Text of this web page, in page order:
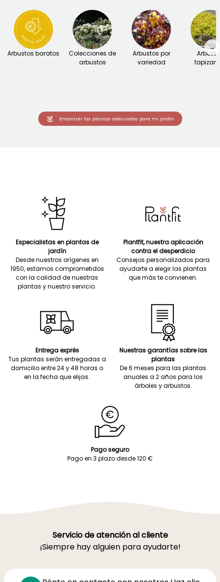
Arbustos baratos
Colecciones de
arbustos
Arbustos por
variedad
→
Encontrar las plantas adecuadas para mi jardín
Especialistas en plantas de
jardín
Desde nuestros orígenes en
1950, estamos comprometidos
con la calidad de nuestras
plantas y nuestro servicio.
Plantfit, nuestra aplicación
contra el desperdicio
Consejos personalizados para
ayudarte a elegir las plantas
que más te convienen.
Entrega exprés
Tus plantas serán entregadas a
domicilio entre 24 y 48 horas o
en la fecha que elijas.
Nuestras garantías sobre las
plantas
De 6 meses para las plantas
anuales a 2 años para los
árboles y arbustos.
Pago seguro
Pago en 3 plazo desde 120 €
Servicio de atención al cliente
¡Siempre hay alguien para ayudarte!